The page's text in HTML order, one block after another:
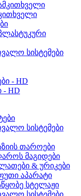
- HD
თაროები
მაგიდები
& ურიკები
აპარატი
სტელაჟი